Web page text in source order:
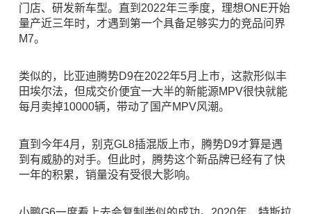
门店、研发新车型。直到2022年三季度，理想ONE开始
量产近三年时，才遇到第一个具备足够实力的竞品问界
M7。
类似的，比亚迪腾势D9在2022年5月上市，这款形似丰
田埃尔法，但成交价便宜一大半的新能源MPV很快就能
每月卖掉10000辆，带动了国产MPV风潮。
直到今年4月，别克GL8插混版上市，腾势D9才算是遇
到有威胁的对手。但此时，腾势这个新品牌已经有了快
一年的积累，销量没有受很大影响。